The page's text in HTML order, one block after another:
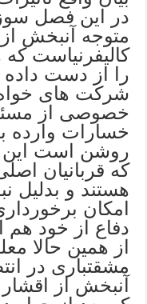
در این فصل
متوجه آنبخش
کالیفرنیاست
را از دست
شرکت های خواه
خصوصی از
خسارات وارده
روشن است این
که قربانیان
هستند و بدلیل
امکان
دفاع از خود
از همین حالا
مشقتباری در
آنبخش از